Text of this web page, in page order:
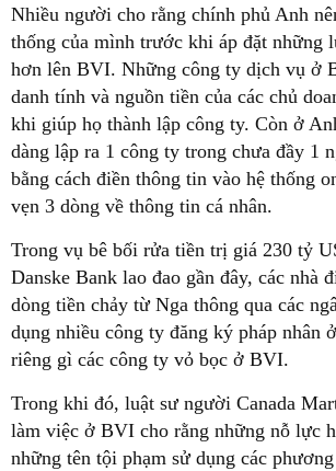
Nhiều người cho rằng chính phủ Anh
thống của mình trước khi áp đặt những
hơn lên BVI. Những công ty dịch vụ ở
danh tính và nguồn tiền của các chủ
khi giúp họ thành lập công ty. Còn ở
dàng lập ra 1 công ty trong chưa đầy 1
bằng cách điền thông tin vào hệ thống
vẹn 3 dòng về thông tin cá nhân.
Trong vụ bê bối rửa tiền trị giá 230 tỷ
Danske Bank lao đao gần đây, các nhà
dòng tiền chảy từ Nga thông qua các
dụng nhiều công ty đăng ký pháp nhân
riêng gì các công ty vỏ bọc ở BVI.
Trong khi đó, luật sư người Canada
làm việc ở BVI cho rằng những nỗ lực
những tên tội phạm sử dụng các